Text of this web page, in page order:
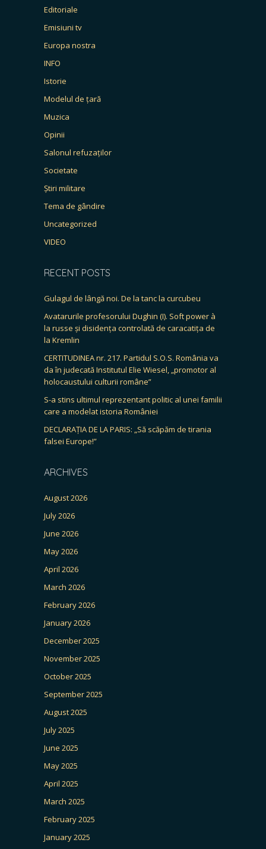
Editoriale
Emisiuni tv
Europa nostra
INFO
Istorie
Modelul de țară
Muzica
Opinii
Salonul refuzaților
Societate
Știri militare
Tema de gândire
Uncategorized
VIDEO
RECENT POSTS
Gulagul de lângă noi. De la tanc la curcubeu
Avatarurile profesorului Dughin (I). Soft power à
la russe și disidența controlată de caracatița de
la Kremlin
CERTITUDINEA nr. 217. Partidul S.O.S. România va
da în judecată Institutul Elie Wiesel, „promotor al
holocaustului culturii române”
S-a stins ultimul reprezentant politic al unei familii
care a modelat istoria României
DECLARAȚIA DE LA PARIS: „Să scăpăm de tirania
falsei Europe!”
ARCHIVES
August 2026
July 2026
June 2026
May 2026
April 2026
March 2026
February 2026
January 2026
December 2025
November 2025
October 2025
September 2025
August 2025
July 2025
June 2025
May 2025
April 2025
March 2025
February 2025
January 2025